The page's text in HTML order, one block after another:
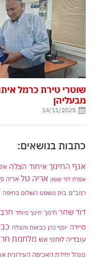
שוטרי טירת כרמל
מבעליהן
14/11/2025
כתבות בנושאים:
אגף החינוך איחוד הצלה
אפרת דוד ששון אריה טל אריה
רמב"ם בית משפט השלום בחיפה
דוד שחר חינוך חינוך מיוחד
סיידה יוסף כהן כבאות והצלה
עובדיה לוחמי אש מלחמת
מנהל יחידת האכיפה העירונית